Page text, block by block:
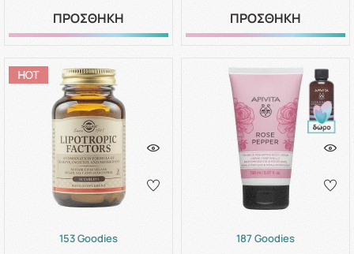
ΠΡΟΣΘΗΚΗ ΠΡΟΣΘΗΚΗ
153 Goodies
187 Goodies